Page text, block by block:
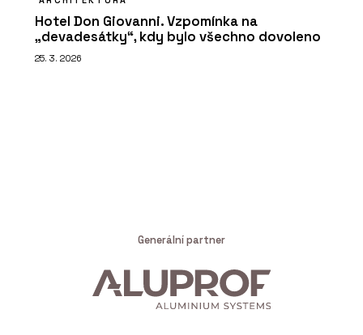
Hotel Don Giovanni. Vzpomínka na
„devadesátky“, kdy bylo všechno dovoleno
25. 3. 2026
Generální partner